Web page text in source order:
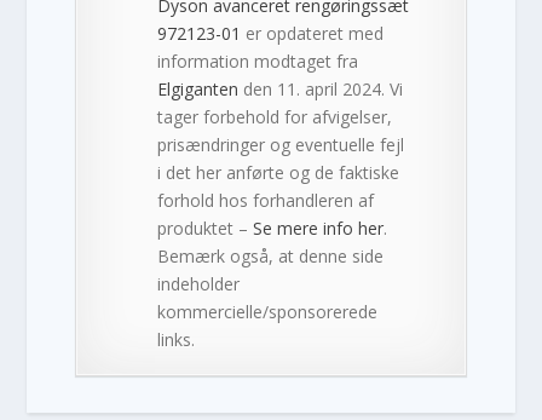
Dyson avanceret rengøringssæt
972123-01 er opdateret med
information modtaget fra
Elgiganten den 11. april 2024. Vi
tager forbehold for afvigelser,
prisændringer og eventuelle fejl
i det her anførte og de faktiske
forhold hos forhandleren af
produktet –Se mere info her.
Bemærk også, at denne side
indeholder
kommercielle/sponsorerede
links.